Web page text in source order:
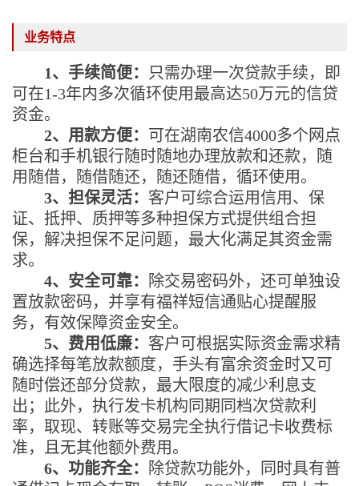
业务特点
1、手续简便：
只需办理一次贷款手续，即
可在1-3年内多次循环使用最高达50万元的信贷
资金。
2、用款方便： 可在湖南农信4000多个网点
柜台和手机银行随时随地办理放款和还款，随
用随借，随借随还，随还随借，循环使用。
3、担保灵活： 客户可综合运用信用、保
证、抵押、质押等多种担保方式提供组合担
保，解决担保不足问题，最大化满足其资金需
求。
4、安全可靠：
除交易密码外，还可单独设
置放款密码，并享有福祥短信通贴心提醒服
务，有效保障资金安全。
5、费用低廉： 客户可根据实际资金需求精
确选择每笔放款额度，手头有富余资金时又可
随时偿还部分贷款，最大限度的减少利息支
出；此外，执行发卡机构同期同档次贷款利
率，取现、转账等交易完全执行借记卡收费标
准，且无其他额外费用。
6、功能齐全：
除贷款功能外，同时具有普